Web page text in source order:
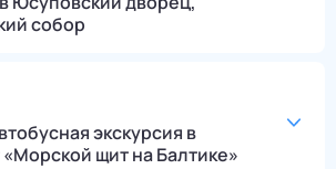
собор
экскурсия в
щит на Балтике»